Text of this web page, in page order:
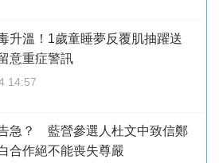
升溫！1歲童睡夢反覆肌抽躍送
意重症警訊
14:57
急？ 藍營參選人杜文中致信鄭
合作絕不能喪失尊嚴